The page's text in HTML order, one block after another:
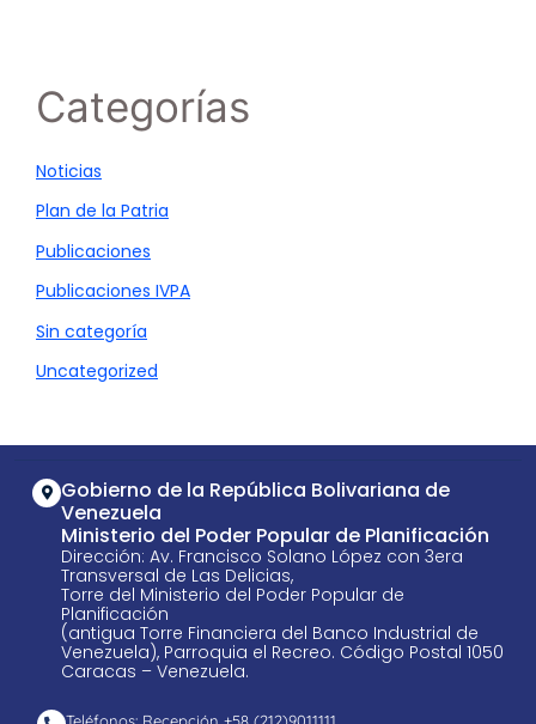
Categorías
Noticias
Plan de la Patria
Publicaciones
Publicaciones IVPA
Sin categoría
Uncategorized
Gobierno de la República Bolivariana de
Venezuela
Ministerio del Poder Popular de Planificación
Dirección: Av. Francisco Solano López con 3era
Transversal de Las Delicias,
Torre del Ministerio del Poder Popular de
Planificación
(antigua Torre Financiera del Banco Industrial de
Venezuela), Parroquia el Recreo. Código Postal 1050
Caracas – Venezuela.